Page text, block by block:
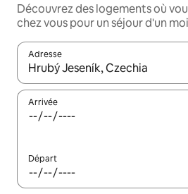
Découvrez des logements où
chez vous pour un séjour d'un
Adresse
Lorsque les résultats s'affichent,
Arrivée
Départ